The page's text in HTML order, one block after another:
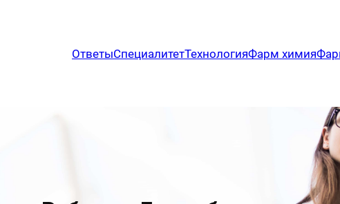
ОтветыСпециалитетТехнологияФарм химия